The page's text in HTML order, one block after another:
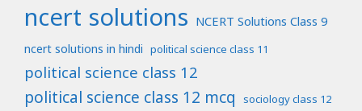
ncert solutions NCERT Solutions Class 9
ncert solutions in hindi political science class 11
political science class 12
political science class 12 mcq sociology class 12